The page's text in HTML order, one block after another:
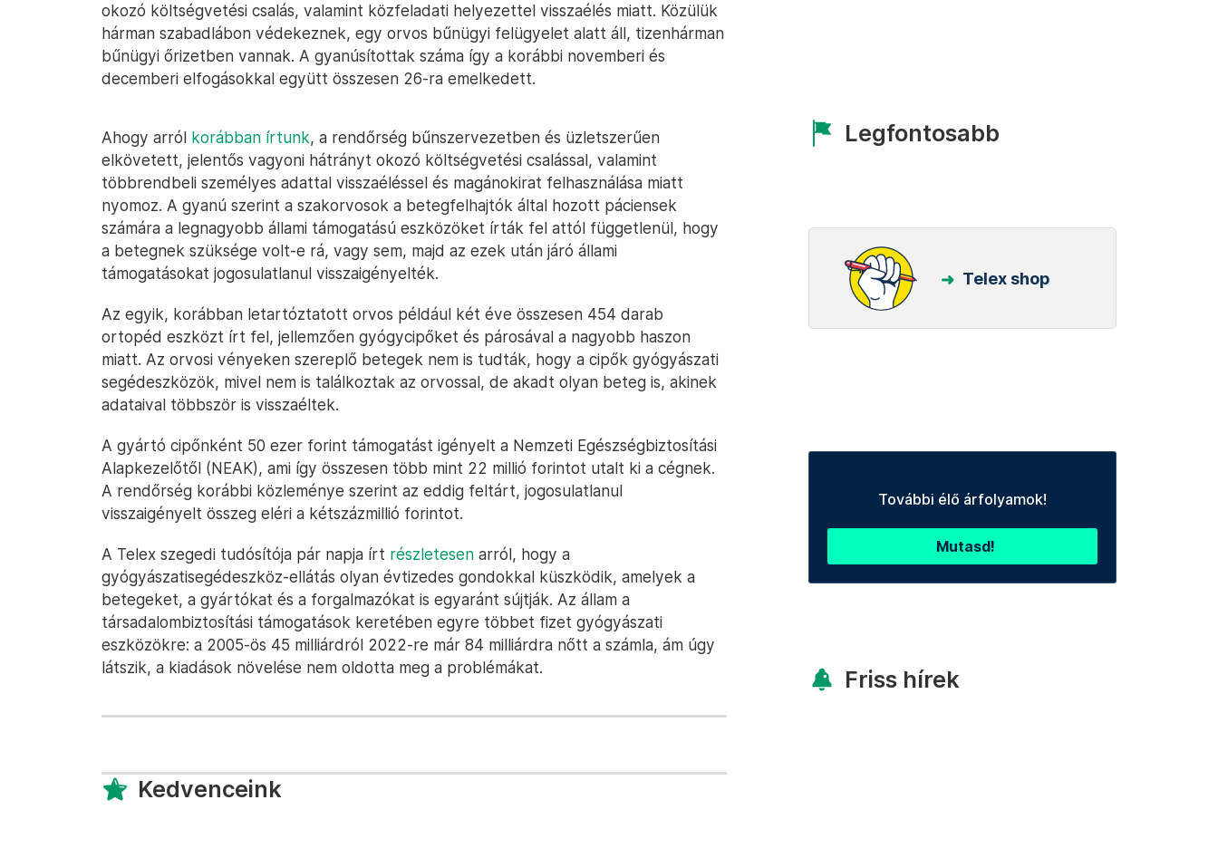
okozó költségvetési csalás, valamint közfeladati helyezettel visszaélés miatt. Közülük
hárman szabadlábon védekeznek, egy orvos bűnügyi felügyelet alatt áll, tizenhárman
bűnügyi őrizetben vannak. A gyanúsítottak száma így a korábbi novemberi és
decemberi elfogásokkal együtt összesen 26-ra emelkedett.
Ahogy arról korábban írtunk, a rendőrség bűnszervezetben és üzletszerűen
elkövetett, jelentős vagyoni hátrányt okozó költségvetési csalással, valamint
többrendbeli személyes adattal visszaéléssel és magánokirat felhasználása miatt
nyomoz. A gyanú szerint a szakorvosok a betegfelhajtók által hozott páciensek
számára a legnagyobb állami támogatású eszközöket írták fel attól függetlenül, hogy
a betegnek szüksége volt-e rá, vagy sem, majd az ezek után járó állami
támogatásokat jogosulatlanul visszaigényelték.
Az egyik, korábban letartóztatott orvos például két éve összesen 454 darab
ortopéd eszközt írt fel, jellemzően gyógycipőket és párosával a nagyobb haszon
miatt. Az orvosi vényeken szereplő betegek nem is tudták, hogy a cipők gyógyászati
segédeszközök, mivel nem is találkoztak az orvossal, de akadt olyan beteg is, akinek
adataival többször is visszaéltek.
A gyártó cipőnként 50 ezer forint támogatást igényelt a Nemzeti Egészségbiztosítási
Alapkezelőtől (NEAK), ami így összesen több mint 22 millió forintot utalt ki a cégnek.
A rendőrség korábbi közleménye szerint az eddig feltárt, jogosulatlanul
visszaigényelt összeg eléri a kétszázmillió forintot.
A Telex szegedi tudósítója pár napja írt részletesen arról, hogy a
gyógyászatisegédeszköz-ellátás olyan évtizedes gondokkal küszködik, amelyek a
betegeket, a gyártókat és a forgalmazókat is egyaránt sújtják. Az állam a
társadalombiztosítási támogatások keretében egyre többet fizet gyógyászati
eszközökre: a 2005-ös 45 milliárdról 2022-re már 84 milliárdra nőtt a számla, ám úgy
látszik, a kiadások növelése nem oldotta meg a problémákat.
Kedvenceink
Legfontosabb
Telex shop
További élő árfolyamok!
Mutasd!
Friss hírek